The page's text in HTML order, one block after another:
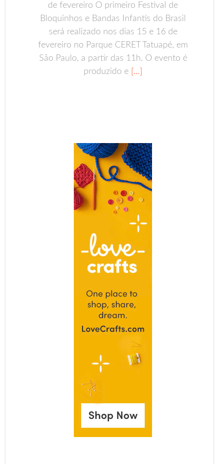
de fevereiro O primeiro Festival de
Bloquinhos e Bandas Infantis do Brasil
será realizado nos dias 15 e 16 de
fevereiro no Parque CERET Tatuapé, em
São Paulo, a partir das 11h. O evento é
produzido e […]